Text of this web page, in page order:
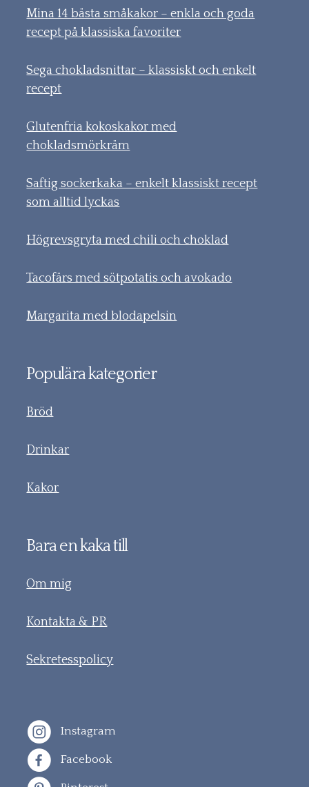
Mina 14 bästa småkakor – enkla och goda
recept på klassiska favoriter
Sega chokladsnittar – klassiskt och enkelt
recept
Glutenfria kokoskakor med
chokladsmörkräm
Saftig sockerkaka – enkelt klassiskt recept
som alltid lyckas
Högrevsgryta med chili och choklad
Tacofärs med sötpotatis och avokado
Margarita med blodapelsin
Populära kategorier
Bröd
Drinkar
Kakor
Bara en kaka till
Om mig
Kontakta & PR
Sekretesspolicy
Instagram
Facebook